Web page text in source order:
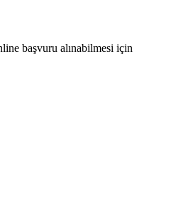
başvuru alınabilmesi için